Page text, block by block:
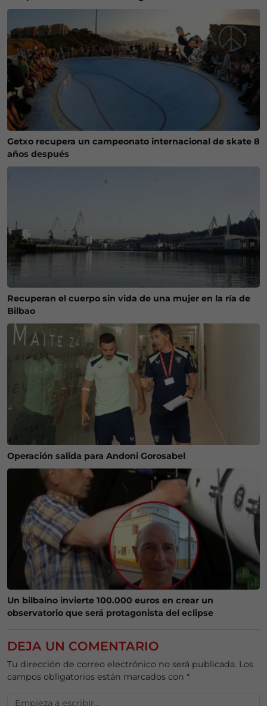
Getxo recupera un campeonato internacional de skate 8
años después
Recuperan el cuerpo sin vida de una mujer en la ría de
Bilbao
Operación salida para Andoni Gorosabel
Un bilbaíno invierte 100.000 euros en crear un
observatorio que será protagonista del eclipse
DEJA UN COMENTARIO
Tu dirección de correo electrónico no será publicada. Los
campos obligatorios están marcados con *